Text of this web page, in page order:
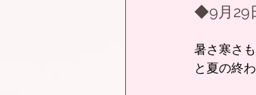
◆9月29
暑さ寒さ
と夏の終